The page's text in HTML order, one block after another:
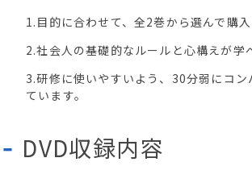
1.目的に合わせて、全2巻から選んで購
2.社会人の基礎的なルールと心構えが学
3.研修に使いやすいよう、30分弱にコン
ています。
DVD収録内容